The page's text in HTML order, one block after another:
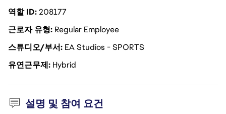
역할 ID208177
근로자 유형 Regular Employee
스튜디오/부서 EA Studios - SPORTS
유연근무제 Hybrid
설명 및 참여 요건